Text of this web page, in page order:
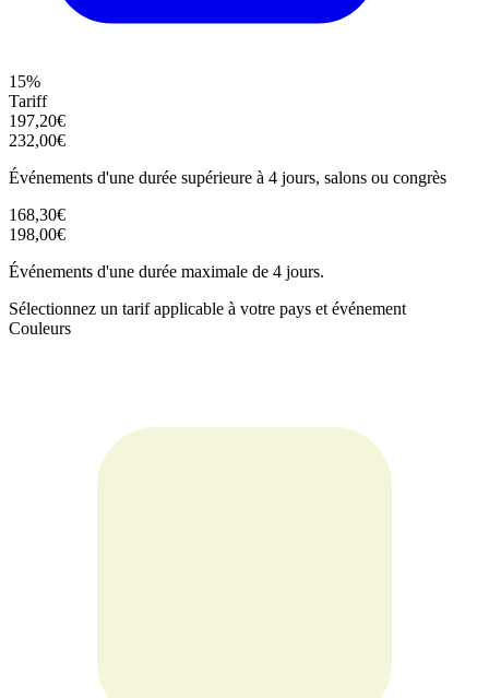
15%
Tariff
197,20€
232,00€
Événements d'une durée supérieure à 4 jours, salons ou congrès
168,30€
198,00€
Événements d'une durée maximale de 4 jours.
Sélectionnez un tarif applicable à votre pays et événement
Couleurs